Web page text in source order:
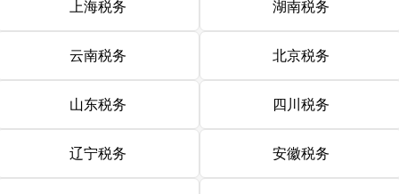
上海税务 湖南税务
云南税务 北京税务
山东税务 四川税务
辽宁税务 安徽税务